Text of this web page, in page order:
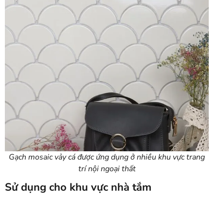
Gạch mosaic vảy cá được ứng dụng ở nhiều khu vực trang
trí nội ngoại thất
Sử dụng cho khu vực nhà tắm